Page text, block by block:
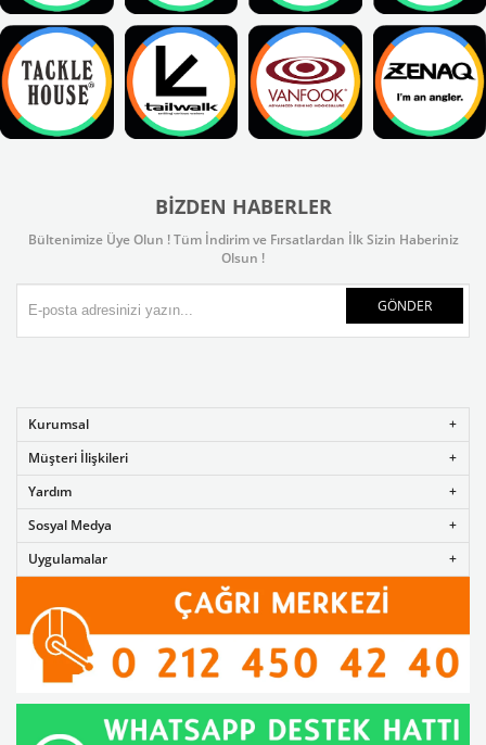
BIZDEN HABERLER
Bültenimize Üye Olun ! Tüm İndirim ve Fırsatlardan İlk Sizin Haberiniz
Olsun !
GÖNDER
Kurumsal
Müşteri İlişkileri
Yardım
Sosyal Medya
Uygulamalar